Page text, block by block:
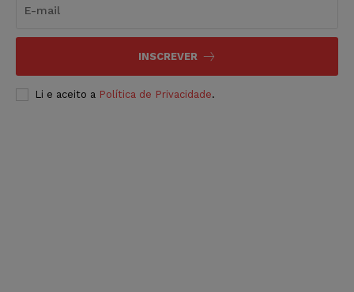
INSCREVER
Li e aceito a Política de Privacidade.